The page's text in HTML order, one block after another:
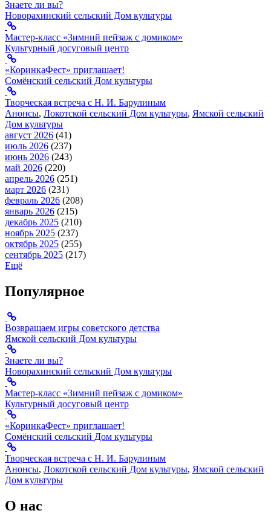
Знаете ли вы?
Новорахинский сельский Дом культуры
Мастер-класс «Зимний пейзаж с домиком»
Культурный досуговый центр
«КоринкаФест» приглашает!
Сомёнский сельский Дом культуры
Творческая встреча с Н. И. Барулиным
Анонсы, Локотской сельский Дом культуры, Ямской сельский
Дом культуры
август 2026 (41)
июль 2026 (237)
июнь 2026 (243)
май 2026 (220)
апрель 2026 (251)
март 2026 (231)
февраль 2026 (208)
январь 2026 (215)
декабрь 2025 (210)
ноябрь 2025 (237)
октябрь 2025 (255)
сентябрь 2025 (217)
Ещё
Популярное
Возвращаем игры советского детства
Ямской сельский Дом культуры
Знаете ли вы?
Новорахинский сельский Дом культуры
Мастер-класс «Зимний пейзаж с домиком»
Культурный досуговый центр
«КоринкаФест» приглашает!
Сомёнский сельский Дом культуры
Творческая встреча с Н. И. Барулиным
Анонсы, Локотской сельский Дом культуры, Ямской сельский
Дом культуры
О нас